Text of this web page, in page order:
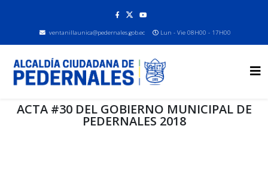
ventanillaunica@pedernales.gob.ec Lun - Vie 08H00 - 17H00
ACTA #30 DEL GOBIERNO MUNICIPAL DE
PEDERNALES 2018